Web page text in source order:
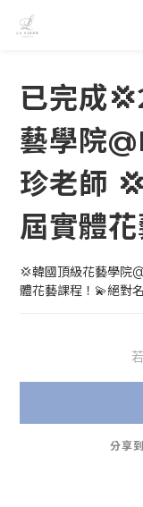
已完成
藝學院
珍老師
屆實體
💢韓國頂級花藝學院
體花藝課程！💫絕對
分享到